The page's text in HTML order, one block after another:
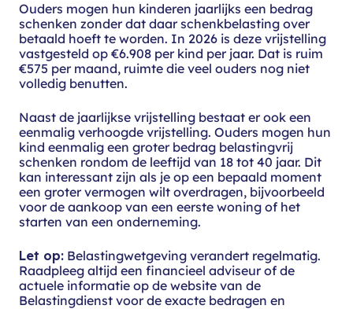
Ouders mogen hun kinderen jaarlijks een bedrag
schenken zonder dat daar schenkbelasting over
betaald hoeft te worden. In 2026 is deze vrijstelling
vastgesteld op €6.908 per kind per jaar. Dat is ruim
€575 per maand, ruimte die veel ouders nog niet
volledig benutten.
Naast de jaarlijkse vrijstelling bestaat er ook een
eenmalig verhoogde vrijstelling. Ouders mogen hun
kind eenmalig een groter bedrag belastingvrij
schenken rondom de leeftijd van 18 tot 40 jaar. Dit
kan interessant zijn als je op een bepaald moment
een groter vermogen wilt overdragen, bijvoorbeeld
voor de aankoop van een eerste woning of het
starten van een onderneming.
Let op: Belastingwetgeving verandert regelmatig.
Raadpleeg altijd een financieel adviseur of de
actuele informatie op de website van de
Belastingdienst voor de exacte bedragen en